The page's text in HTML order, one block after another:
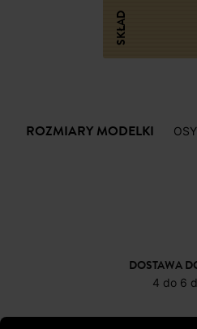
SKŁAD
ROZMIARY MODELKI
DOSTAWA
4 do 6